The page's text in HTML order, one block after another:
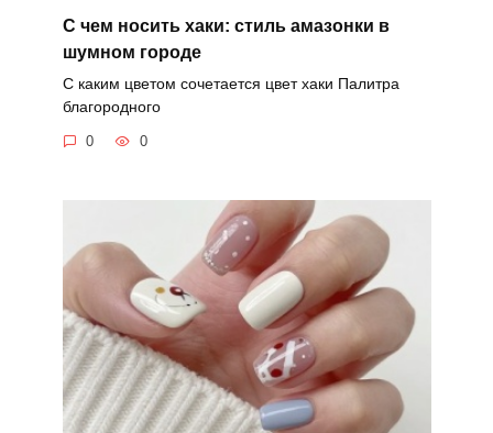
С чем носить хаки: стиль амазонки в
шумном городе
С каким цветом сочетается цвет хаки Палитра
благородного
0 0